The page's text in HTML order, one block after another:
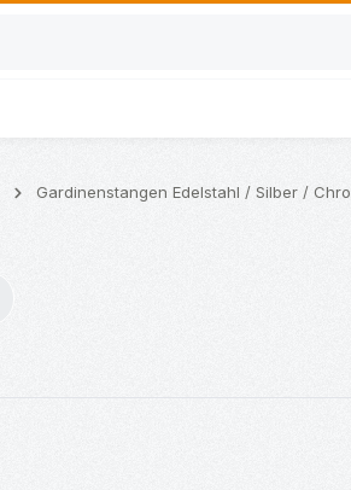
Gardinenstangen Edelstahl / Silber /